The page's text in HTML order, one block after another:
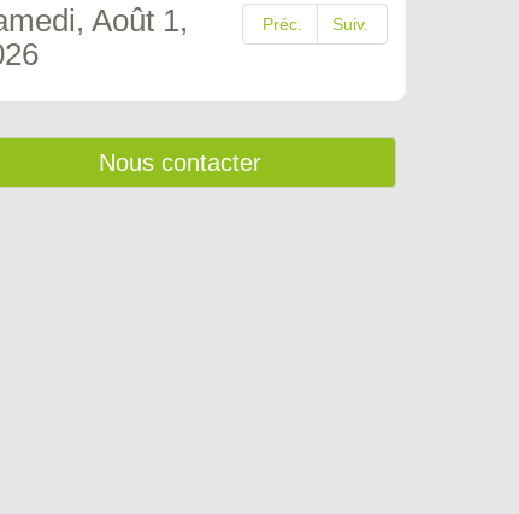
Préc. Suiv.
Août 1,
Nous contacter